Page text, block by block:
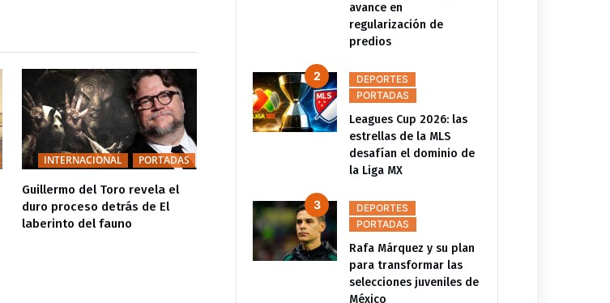
INTERNACIONAL PORTADAS
Guillermo del Toro revela el
duro proceso detrás de El
laberinto del fauno
PORTADAS
Fallece el actor Matt Clark,
figura del western y el célebre
cantinero de Volver al futuro
ACTUALIDAD
avance en
regularización de
predios
DEPORTES
PORTADAS
Leagues Cup 2026: las
estrellas de la MLS
desafían el dominio de
la Liga MX
DEPORTES
PORTADAS
Rafa Márquez y su plan
para transformar las
selecciones juveniles de
México